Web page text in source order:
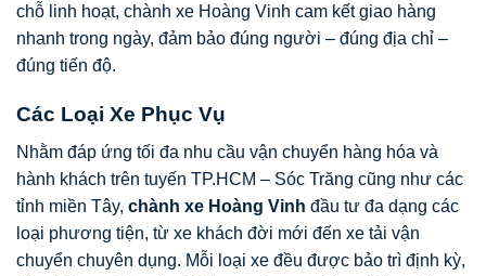
chỗ linh hoạt, chành xe Hoàng Vinh cam kết giao hàng
nhanh trong ngày, đảm bảo đúng người – đúng địa chỉ –
đúng tiến độ.
Các Loại Xe Phục Vụ
Nhằm đáp ứng tối đa nhu cầu vận chuyển hàng hóa và
hành khách trên tuyến TP.HCM – Sóc Trăng cũng như các
tỉnh miền Tây, chành xe Hoàng Vinh đầu tư đa dạng các
loại phương tiện, từ xe khách đời mới đến xe tải vận
chuyển chuyên dụng. Mỗi loại xe đều được bảo trì định kỳ,